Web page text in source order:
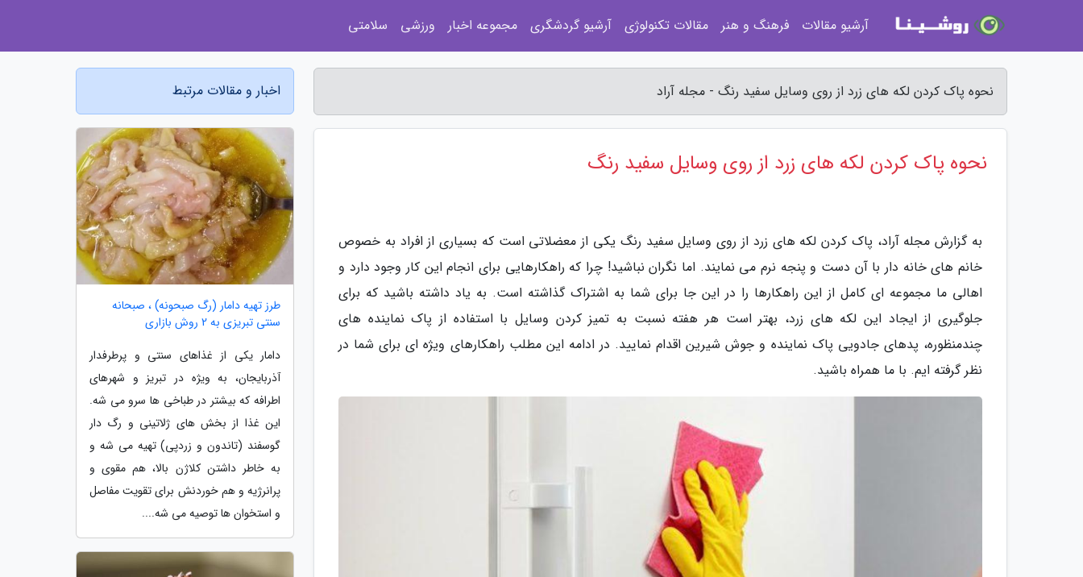
نحوه پاک کردن لکه های زرد از روی وسایل سفید رنگ - مجله آراد
نحوه پاک کردن لکه های زرد از روی وسایل سفید رنگ
به گزارش مجله آراد، پاک کردن لکه های زرد از روی وسایل سفید رنگ یکی از معضلاتی است که بسیاری از افراد به خصوص
خانم های خانه دار با آن دست و پنجه نرم می نمایند. اما نگران نباشید! چرا که راهکارهایی برای انجام این کار وجود دارد و
اهالی ما مجموعه ای کامل از این راهکارها را در این جا برای شما به اشتراک گذاشته است. به یاد داشته باشید که برای
جلوگیری از ایجاد این لکه های زرد، بهتر است هر هفته نسبت به تمیز کردن وسایل با استفاده از پاک نماینده های
چندمنظوره، پدهای جادویی پاک نماینده و جوش شیرین اقدام نمایید. در ادامه این مطلب راهکارهای ویژه ای برای شما در
نظر گرفته ایم. با ما همراه باشید.
اخبار و مقالات مرتبط
طرز تهیه دامار (رگ صبحونه) ، صبحانه
سنتی تبریزی به 2 روش بازاری
دامار یکی از غذاهای سنتی و پرطرفدار
آذربایجان، به ویژه در تبریز و شهرهای
اطرافه که بیشتر در طباخی ها سرو می شه.
این غذا از بخش های ژلاتینی و رگ دار
گوسفند (تاندون و زردپی) تهیه می شه و
به خاطر داشتن کلاژن بالا، هم مقوی و
پرانرژیه و هم خوردنش برای تقویت مفاصل
و استخوان ها توصیه می شه....
آرشیو مقالات فرهنگ و هنر مقالات تکنولوژی آرشیو گردشگری مجموعه اخبار ورزشی سلامتی